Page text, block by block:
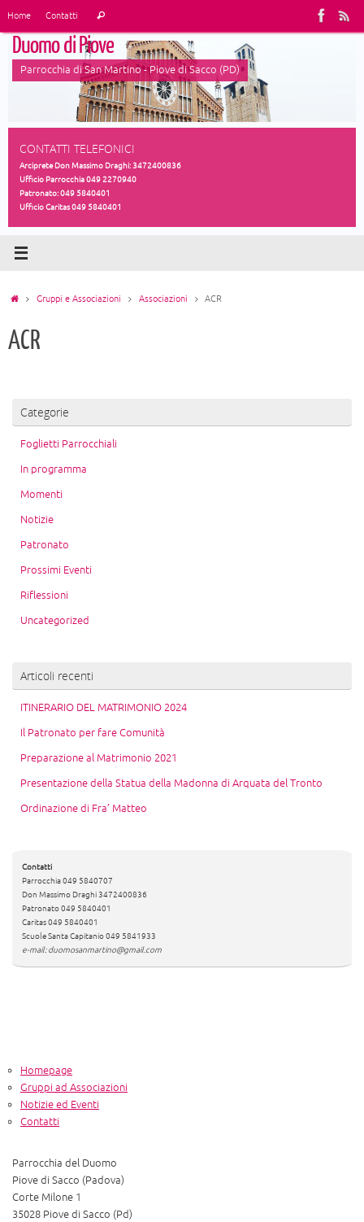
contenuto
Home Contatti Cerca
Duomo di Piove
Parrocchia di San Martino - Piove di Sacco (PD)
CONTATTI TELEFONICI
Arciprete Don Massimo Draghi: 3472400836
Ufficio Parrocchia 049 2270940
Patronato: 049 5840401
Ufficio Caritas 049 5840401
HomeGruppi e Associazioni Associazioni ACR
ACR
Categorie
Foglietti Parrocchiali
In programma
Momenti
Notizie
Patronato
Prossimi Eventi
Riflessioni
Uncategorized
Articoli recenti
ITINERARIO DEL MATRIMONIO 2024
Il Patronato per fare Comunità
Preparazione al Matrimonio 2021
Presentazione della Statua della Madonna di Arquata del Tronto
Ordinazione di Fra’ Matteo
Contatti
Parrocchia 049 5840707
Don Massimo Draghi 3472400836
Patronato 049 5840401
Caritas 049 5840401
Scuole Santa Capitanio 049 5841933
e-mail: duomosanmartino@gmail.com
Homepage
Gruppi ad Associazioni
Notizie ed Eventi
Contatti
Parrocchia del Duomo
Piove di Sacco (Padova)
Corte Milone 1
35028 Piove di Sacco (Pd)